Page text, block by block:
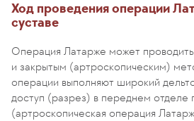
Ход проведения операции
суставе
Операция Латарже может
и закрытым (артроскопическим)
операции выполняют широкий
доступ (разрез) в переднем отделе
(артроскопическая операция